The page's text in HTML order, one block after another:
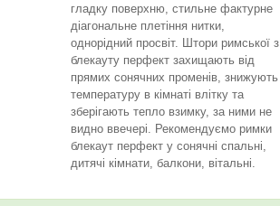
гладку поверхню, стильне фактурне
діагональне плетіння нитки,
однорідний просвіт. Штори римської з
блекауту перфект захищають від
прямих сонячних променів, знижують
температуру в кімнаті влітку та
зберігають тепло взимку, за ними не
видно ввечері. Рекомендуємо римки
блекаут перфект у сонячні спальні,
дитячі кімнати, балкони, вітальні.